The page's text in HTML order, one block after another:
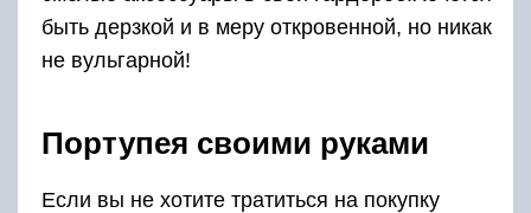
быть дерзкой и в меру откровенной, но никак
не вульгарной!
Портупея своими руками
Если вы не хотите тратиться на покупку